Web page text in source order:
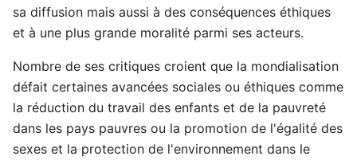
sa diffusion mais aussi à des conséquences éthiques
et à une plus grande moralité parmi ses acteurs.
Nombre de ses critiques croient que la mondialisation
défait certaines avancées sociales ou éthiques comme
la réduction du travail des enfants et de la pauvreté
dans les pays pauvres ou la promotion de l'égalité des
sexes et la protection de l'environnement dans le